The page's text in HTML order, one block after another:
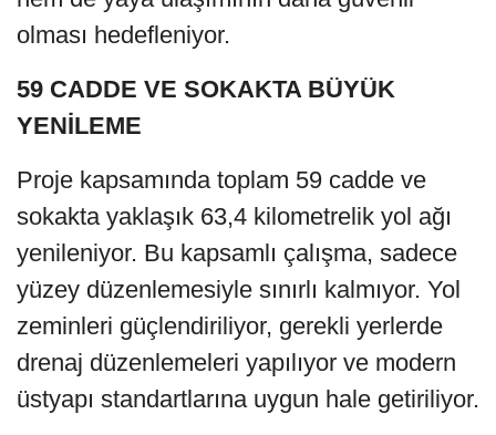
olması hedefleniyor.
59 CADDE VE SOKAKTA BÜYÜK
YENİLEME
Proje kapsamında toplam 59 cadde ve
sokakta yaklaşık 63,4 kilometrelik yol ağı
yenileniyor. Bu kapsamlı çalışma, sadece
yüzey düzenlemesiyle sınırlı kalmıyor. Yol
zeminleri güçlendiriliyor, gerekli yerlerde
drenaj düzenlemeleri yapılıyor ve modern
üstyapı standartlarına uygun hale getiriliyor.